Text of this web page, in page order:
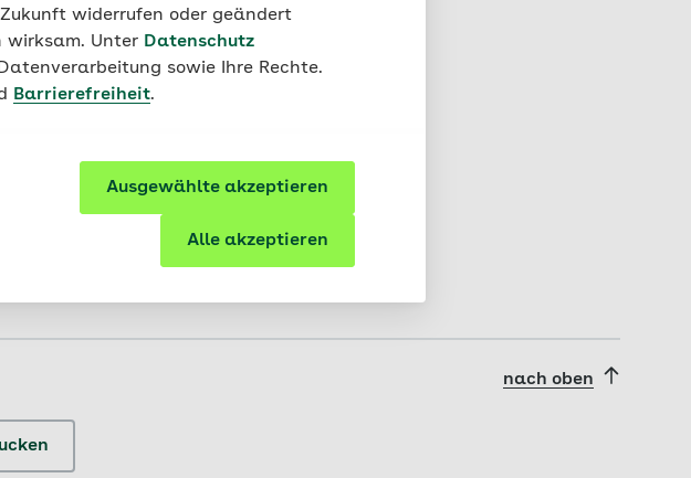
widerrufen oder geändert
wirksam. Unter Datenschutz
sowie Ihre Rechte.
Barrierefreiheit.
Ausgewählte akzeptieren
Alle akzeptieren
nach oben